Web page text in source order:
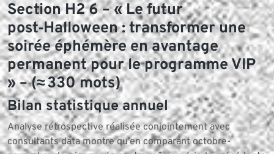
Section H2 6 – « Le futur
post‑Halloween : transformer une
soirée éphémère en avantage
permanent pour le programme VIP
» – (≈ 330 mots)
Bilan statistique annuel
Analyse rétrospective réalisée conjointement avec
consultants data montre qu’en comparant octobre-